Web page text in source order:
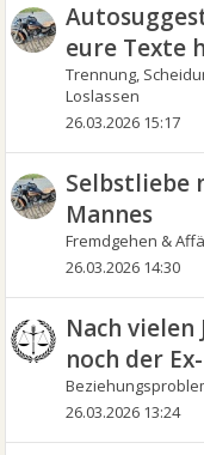
eure Texte
Trennung,
Loslassen
26.03.2026 15:17
Selbstliebe
Mannes
Fremdgehen &
26.03.2026 14:30
Nach
noch der
26.03.2026 13:24